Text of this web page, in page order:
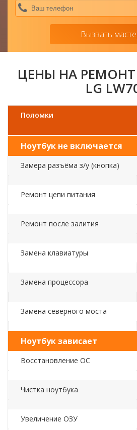
Вызвать
ЦЕНЫ НА
LG
Поломки
Ноутбук не включается
Замера разъёма з/у (кнопка)
Ремонт цепи питания
Ремонт после залития
Замена клавиатуры
Замена процессора
Замена северного моста
Ноутбук зависает
Восстановление ОС
Чистка ноутбука
Увеличение ОЗУ